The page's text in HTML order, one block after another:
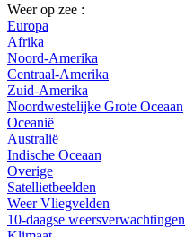
Weer op zee :
Europa
Afrika
Noord-Amerika
Centraal-Amerika
Zuid-Amerika
Noordwestelijke Grote Oceaan
Oceanië
Australië
Indische Oceaan
Overige
Satellietbeelden
Weer Vliegvelden
10-daagse weersverwachtingen